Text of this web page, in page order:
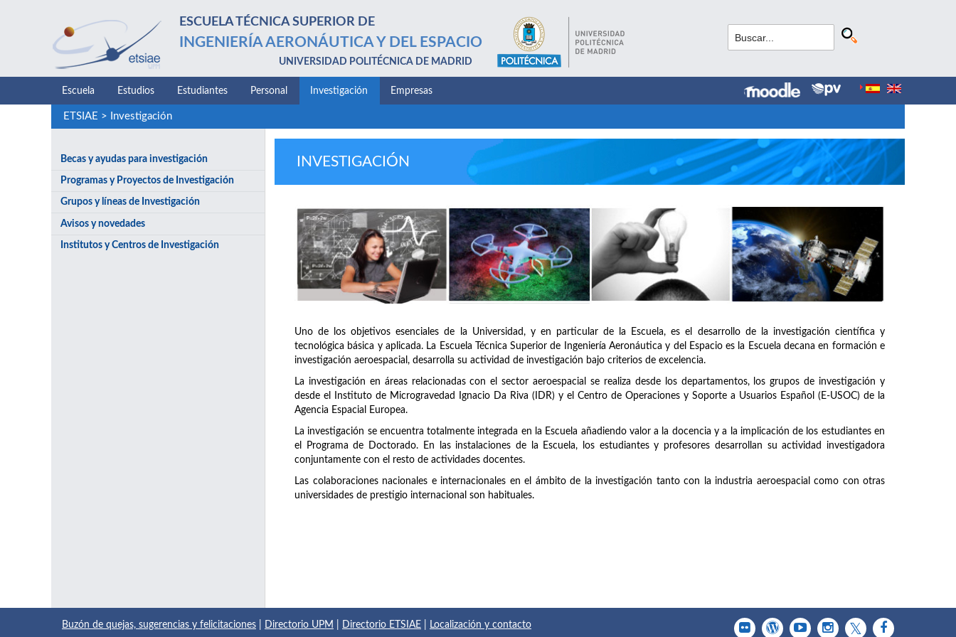
ESCUELA TÉCNICA SUPERIOR DE
INGENIERÍA AERONÁUTICA Y DEL ESPACIO
UNIVERSIDAD POLITÉCNICA DE MADRID
Escuela Estudios Estudiantes Personal Investigación Empresas
ETSIAE > Investigación
Becas y ayudas para investigación
Programas y Proyectos de Investigación
Grupos y líneas de Investigación
Avisos y novedades
Institutos y Centros de Investigación
INVESTIGACIÓN
Uno de los objetivos esenciales de la Universidad, y en particular de la Escuela, es el desarrollo de la investigación científica y
tecnológica básica y aplicada. La Escuela Técnica Superior de Ingeniería Aeronáutica y del Espacio es la Escuela decana en formación e
investigación aeroespacial, desarrolla su actividad de investigación bajo criterios de excelencia.
La investigación en áreas relacionadas con el sector aeroespacial se realiza desde los departamentos, los grupos de investigación y
desde el Instituto de Microgravedad Ignacio Da Riva (IDR) y el Centro de Operaciones y Soporte a Usuarios Español (E-USOC) de la
Agencia Espacial Europea.
La investigación se encuentra totalmente integrada en la Escuela añadiendo valor a la docencia y a la implicación de los estudiantes en
el Programa de Doctorado. En las instalaciones de la Escuela, los estudiantes y profesores desarrollan su actividad investigadora
conjuntamente con el resto de actividades docentes.
Las colaboraciones nacionales e internacionales en el ámbito de la investigación tanto con la industria aeroespacial como con otras
universidades de prestigio internacional son habituales.
Buzón de quejas, sugerencias y felicitaciones Directorio UPM Directorio ETSIAE Localización y contacto